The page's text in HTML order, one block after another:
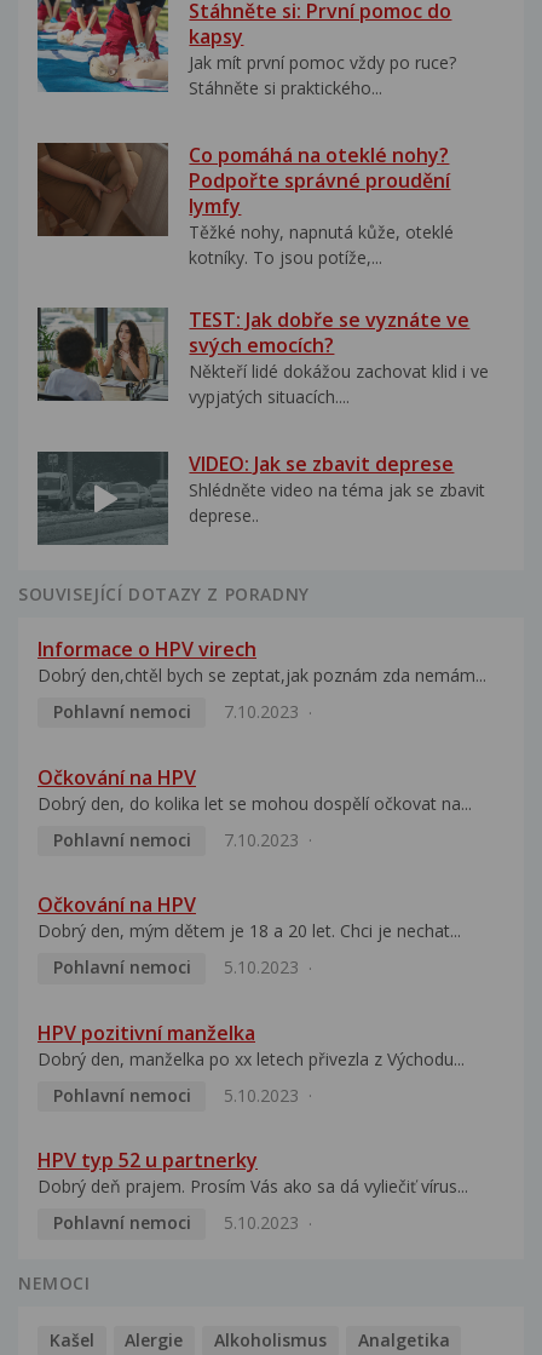
Stáhněte si: První pomoc do
kapsy
Jak mít první pomoc vždy po ruce?
Stáhněte si praktického...
Co pomáhá na oteklé nohy?
Podpořte správné proudění
lymfy
Těžké nohy, napnutá kůže, oteklé
kotníky. To jsou potíže,...
TEST: Jak dobře se vyznáte ve
svých emocích?
Někteří lidé dokážou zachovat klid i ve
vypjatých situacích....
VIDEO: Jak se zbavit deprese
Shlédněte video na téma jak se zbavit
deprese..
SOUVISEJÍCÍ DOTAZY Z PORADNY
Informace o HPV virech
Dobrý den,chtěl bych se zeptat,jak poznám zda nemám...
Pohlavní nemoci
7.10.2023
Očkování na HPV
Dobrý den, do kolika let se mohou dospělí očkovat na...
Pohlavní nemoci
7.10.2023
Očkování na HPV
Dobrý den, mým dětem je 18 a 20 let. Chci je nechat...
Pohlavní nemoci
5.10.2023
HPV pozitivní manželka
Dobrý den, manželka po xx letech přivezla z Východu...
Pohlavní nemoci
5.10.2023
HPV typ 52 u partnerky
Dobrý deň prajem. Prosím Vás ako sa dá vyliečiť vírus...
Pohlavní nemoci
5.10.2023
NEMOCI
Kašel Alergie Alkoholismus
Analgetika